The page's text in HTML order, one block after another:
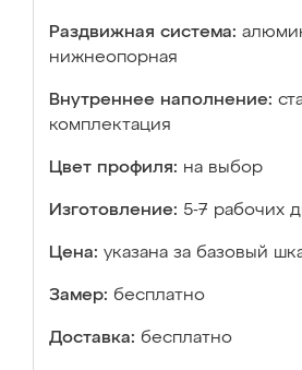
Раздвижная система:
нижнеопорная
Внутреннее наполнение:
комплектация
Цвет профиля: на выбор
Изготовление: 5-7 рабочих
Цена: указана за базовый
Замер: бесплатно
Доставка: бесплатно